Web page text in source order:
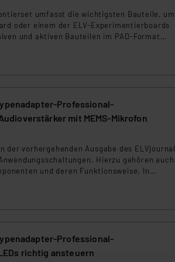
umfasst die wichtigsten Bauteile, um
oder einem der ELV-Experimentierboards
und aktiven Bauteilen im PAD-Format
von Beispielschaltungen, die fortlaufend
Professional-
mit MEMS-Mikrofon
der vorhergehenden Ausgabe des ELVjournal
Hierzu gehören auch
und deren Funktionsweise. In
Mikrofons „abgehört“ werden. Wir lernen,
Professional-
richtig ansteuern